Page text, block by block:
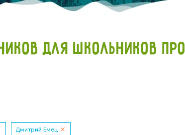
ДЛЯ ШКОЛЬНИКОВ ПРО
Дмитрий Емец